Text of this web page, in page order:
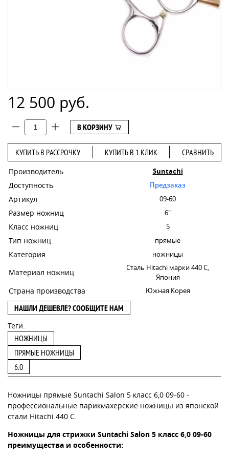
12 500 руб.
В КОРЗИНУ
КУПИТЬ В РАССРОЧКУ КУПИТЬ В 1 КЛИК СРАВНИТЬ
Производитель Suntachi
Доступность Предзаказ
Артикул 09-60
Размер ножниц 6"
Класс ножниц 5
Тип ножниц прямые
Категория ножницы
Материал ножниц
Сталь Hitachi марки 440 С,
Япония
Страна производства Южная Корея
НАШЛИ ДЕШЕВЛЕ? СООБЩИТЕ НАМ
Теги:
НОЖНИЦЫ
ПРЯМЫЕ НОЖНИЦЫ
6.0
Ножницы прямые Suntachi Salon 5 класс 6,0 09-60 -
профессиональные парикмахерские ножницы из японской
стали Hitachi 440 C.
Ножницы для стрижки Suntachi Salon 5 класс 6,0 09-60
преимущества и особенности: